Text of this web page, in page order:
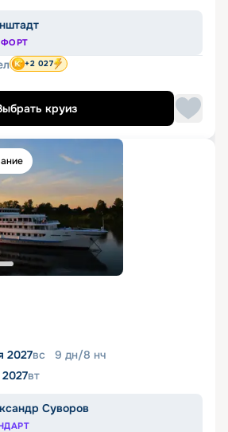
+2 027
круиз
2027вс 9 дн/8 нч
2027вт
Суворов